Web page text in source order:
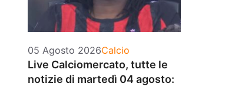
05 Agosto 2026Categorie
Calcio
Live Calciomercato, tutte le
notizie di martedì 04 agosto: